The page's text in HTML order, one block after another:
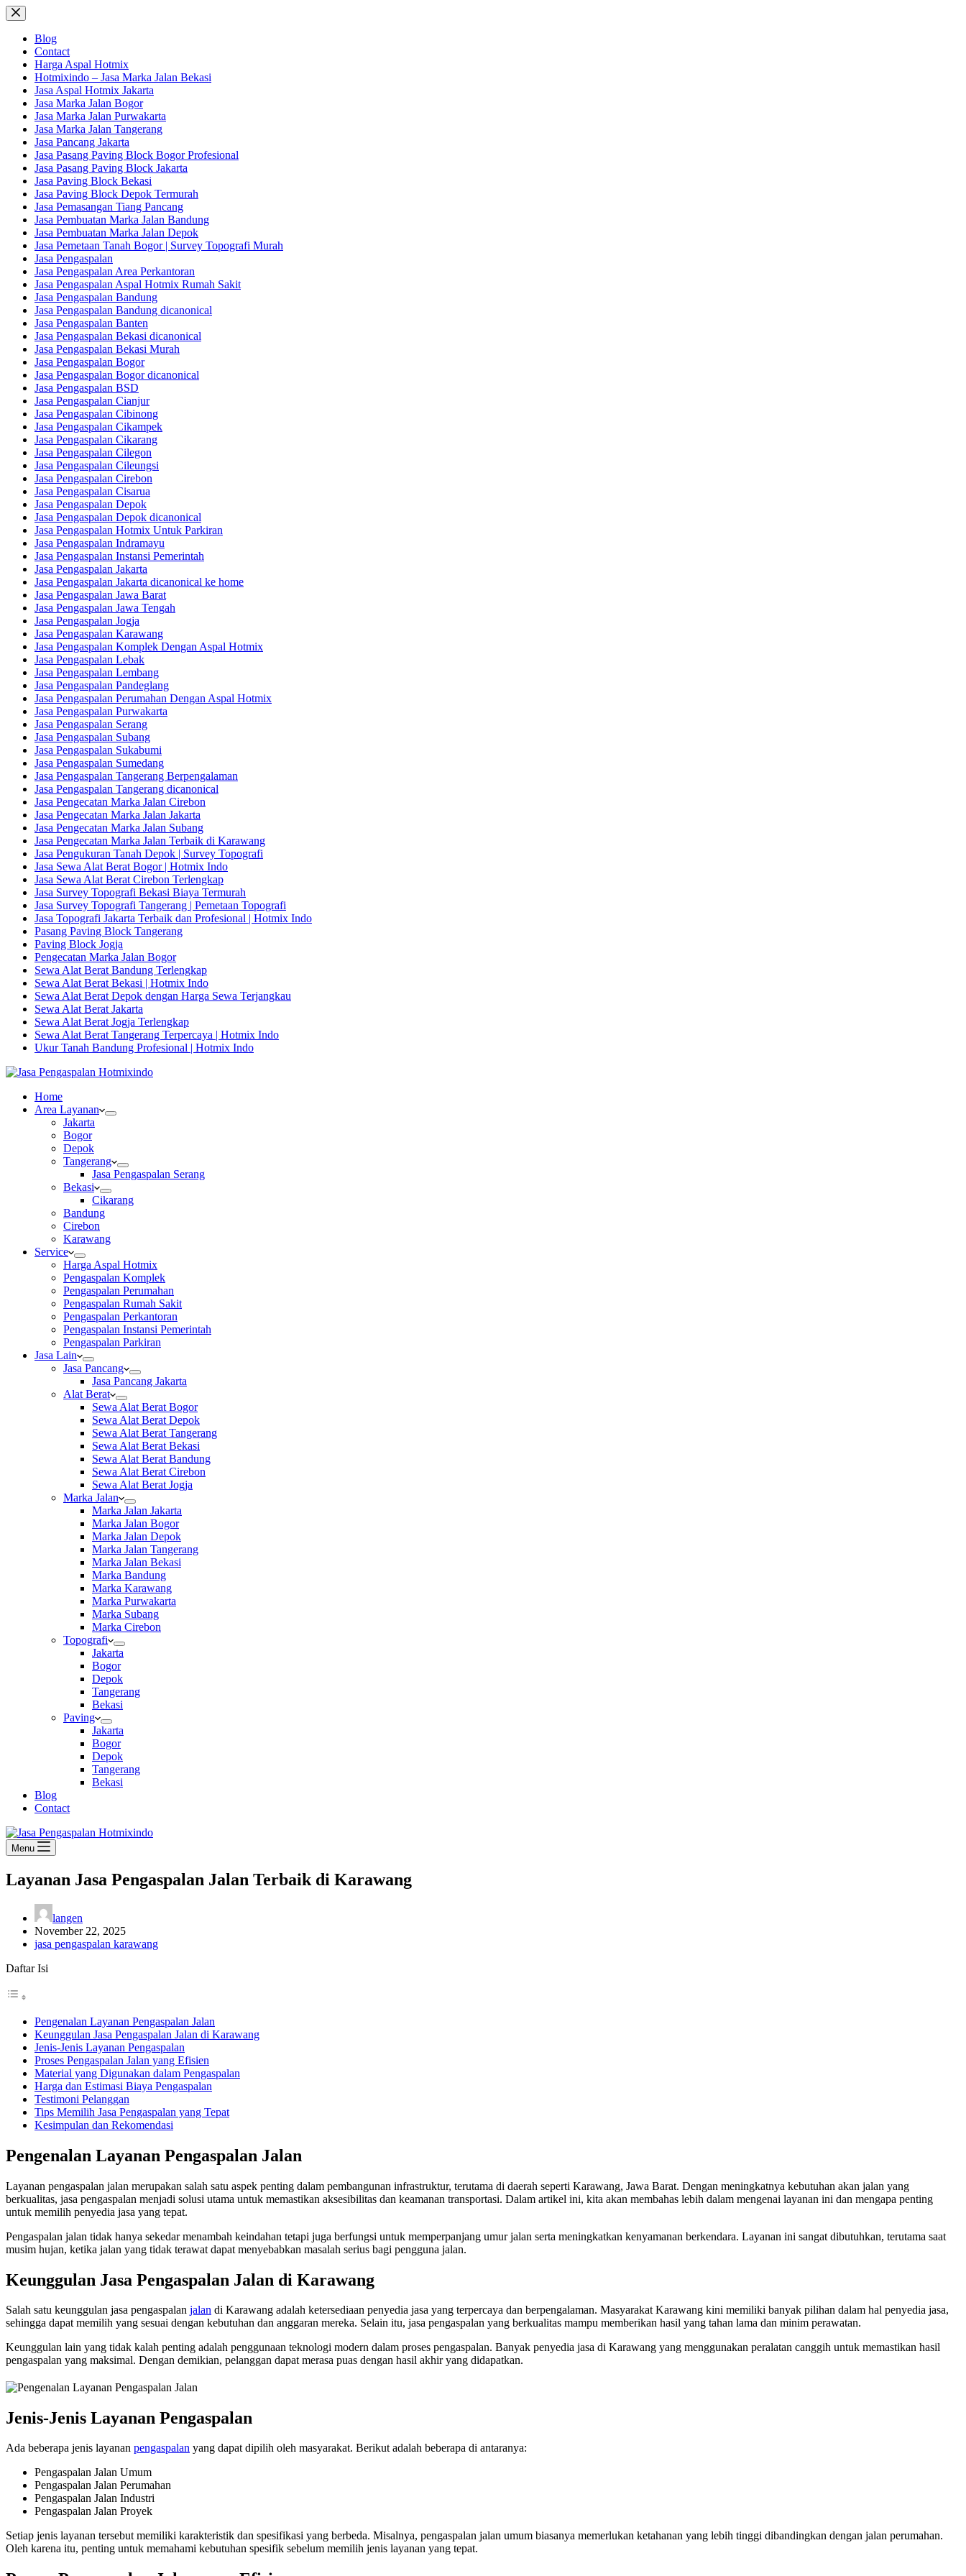
Skip
to
contentBlog
Contact
Harga Aspal Hotmix
Hotmixindo – Jasa Marka Jalan Bekasi
Jasa Aspal Hotmix Jakarta
Jasa Marka Jalan Bogor
Jasa Marka Jalan Purwakarta
Jasa Marka Jalan Tangerang
Jasa Pancang Jakarta
Jasa Pasang Paving Block Bogor Profesional
Jasa Pasang Paving Block Jakarta
Jasa Paving Block Bekasi
Jasa Paving Block Depok Termurah
Jasa Pemasangan Tiang Pancang
Jasa Pembuatan Marka Jalan Bandung
Jasa Pembuatan Marka Jalan Depok
Jasa Pemetaan Tanah Bogor | Survey Topografi Murah
Jasa Pengaspalan
Jasa Pengaspalan Area Perkantoran
Jasa Pengaspalan Aspal Hotmix Rumah Sakit
Jasa Pengaspalan Bandung
Jasa Pengaspalan Bandung dicanonical
Jasa Pengaspalan Banten
Jasa Pengaspalan Bekasi dicanonical
Jasa Pengaspalan Bekasi Murah
Jasa Pengaspalan Bogor
Jasa Pengaspalan Bogor dicanonical
Jasa Pengaspalan BSD
Jasa Pengaspalan Cianjur
Jasa Pengaspalan Cibinong
Jasa Pengaspalan Cikampek
Jasa Pengaspalan Cikarang
Jasa Pengaspalan Cilegon
Jasa Pengaspalan Cileungsi
Jasa Pengaspalan Cirebon
Jasa Pengaspalan Cisarua
Jasa Pengaspalan Depok
Jasa Pengaspalan Depok dicanonical
Jasa Pengaspalan Hotmix Untuk Parkiran
Jasa Pengaspalan Indramayu
Jasa Pengaspalan Instansi Pemerintah
Jasa Pengaspalan Jakarta
Jasa Pengaspalan Jakarta dicanonical ke home
Jasa Pengaspalan Jawa Barat
Jasa Pengaspalan Jawa Tengah
Jasa Pengaspalan Jogja
Jasa Pengaspalan Karawang
Jasa Pengaspalan Komplek Dengan Aspal Hotmix
Jasa Pengaspalan Lebak
Jasa Pengaspalan Lembang
Jasa Pengaspalan Pandeglang
Jasa Pengaspalan Perumahan Dengan Aspal Hotmix
Jasa Pengaspalan Purwakarta
Jasa Pengaspalan Serang
Jasa Pengaspalan Subang
Jasa Pengaspalan Sukabumi
Jasa Pengaspalan Sumedang
Jasa Pengaspalan Tangerang Berpengalaman
Jasa Pengaspalan Tangerang dicanonical
Jasa Pengecatan Marka Jalan Cirebon
Jasa Pengecatan Marka Jalan Jakarta
Jasa Pengecatan Marka Jalan Subang
Jasa Pengecatan Marka Jalan Terbaik di Karawang
Jasa Pengukuran Tanah Depok | Survey Topografi
Jasa Sewa Alat Berat Bogor | Hotmix Indo
Jasa Sewa Alat Berat Cirebon Terlengkap
Jasa Survey Topografi Bekasi Biaya Termurah
Jasa Survey Topografi Tangerang | Pemetaan Topografi
Jasa Topografi Jakarta Terbaik dan Profesional | Hotmix Indo
Pasang Paving Block Tangerang
Paving Block Jogja
Pengecatan Marka Jalan Bogor
Sewa Alat Berat Bandung Terlengkap
Sewa Alat Berat Bekasi | Hotmix Indo
Sewa Alat Berat Depok dengan Harga Sewa Terjangkau
Sewa Alat Berat Jakarta
Sewa Alat Berat Jogja Terlengkap
Sewa Alat Berat Tangerang Terpercaya | Hotmix Indo
Ukur Tanah Bandung Profesional | Hotmix Indo
Home
Area Layanan
Jakarta
Bogor
Depok
Tangerang
Jasa Pengaspalan Serang
Bekasi
Cikarang
Bandung
Cirebon
Karawang
Service
Harga Aspal Hotmix
Pengaspalan Komplek
Pengaspalan Perumahan
Pengaspalan Rumah Sakit
Pengaspalan Perkantoran
Pengaspalan Instansi Pemerintah
Pengaspalan Parkiran
Jasa Lain
Jasa Pancang
Jasa Pancang Jakarta
Alat Berat
Sewa Alat Berat Bogor
Sewa Alat Berat Depok
Sewa Alat Berat Tangerang
Sewa Alat Berat Bekasi
Sewa Alat Berat Bandung
Sewa Alat Berat Cirebon
Sewa Alat Berat Jogja
Marka Jalan
Marka Jalan Jakarta
Marka Jalan Bogor
Marka Jalan Depok
Marka Jalan Tangerang
Marka Jalan Bekasi
Marka Bandung
Marka Karawang
Marka Purwakarta
Marka Subang
Marka Cirebon
Topografi
Jakarta
Bogor
Depok
Tangerang
Bekasi
Paving
Jakarta
Bogor
Depok
Tangerang
Bekasi
Blog
Contact
Menu
Layanan Jasa Pengaspalan Jalan Terbaik di Karawang
langen
November 22, 2025
jasa pengaspalan karawang
Daftar Isi
Pengenalan Layanan Pengaspalan Jalan
Keunggulan Jasa Pengaspalan Jalan di Karawang
Jenis-Jenis Layanan Pengaspalan
Proses Pengaspalan Jalan yang Efisien
Material yang Digunakan dalam Pengaspalan
Harga dan Estimasi Biaya Pengaspalan
Testimoni Pelanggan
Tips Memilih Jasa Pengaspalan yang Tepat
Kesimpulan dan Rekomendasi
Pengenalan Layanan Pengaspalan Jalan
Layanan pengaspalan jalan merupakan salah satu aspek penting dalam pembangunan infrastruktur, terutama di daerah seperti Karawang, Jawa Barat. Dengan meningkatnya kebutuhan akan jalan yang
berkualitas, jasa pengaspalan menjadi solusi utama untuk memastikan aksesibilitas dan keamanan transportasi. Dalam artikel ini, kita akan membahas lebih dalam mengenai layanan ini dan mengapa penting
untuk memilih penyedia jasa yang tepat.
Pengaspalan jalan tidak hanya sekedar menambah keindahan tetapi juga berfungsi untuk memperpanjang umur jalan serta meningkatkan kenyamanan berkendara. Layanan ini sangat dibutuhkan, terutama saat
musim hujan, ketika jalan yang tidak terawat dapat menyebabkan masalah serius bagi pengguna jalan.
Keunggulan Jasa Pengaspalan Jalan di Karawang
Salah satu keunggulan jasa pengaspalan jalan di Karawang adalah ketersediaan penyedia jasa yang terpercaya dan berpengalaman. Masyarakat Karawang kini memiliki banyak pilihan dalam hal penyedia jasa,
sehingga dapat memilih yang sesuai dengan kebutuhan dan anggaran mereka. Selain itu, jasa pengaspalan yang berkualitas mampu memberikan hasil yang tahan lama dan minim perawatan.
Keunggulan lain yang tidak kalah penting adalah penggunaan teknologi modern dalam proses pengaspalan. Banyak penyedia jasa di Karawang yang menggunakan peralatan canggih untuk memastikan hasil
pengaspalan yang maksimal. Dengan demikian, pelanggan dapat merasa puas dengan hasil akhir yang didapatkan.
Jenis-Jenis Layanan Pengaspalan
Ada beberapa jenis layanan pengaspalan yang dapat dipilih oleh masyarakat. Berikut adalah beberapa di antaranya:
Pengaspalan Jalan Umum
Pengaspalan Jalan Perumahan
Pengaspalan Jalan Industri
Pengaspalan Jalan Proyek
Setiap jenis layanan tersebut memiliki karakteristik dan spesifikasi yang berbeda. Misalnya, pengaspalan jalan umum biasanya memerlukan ketahanan yang lebih tinggi dibandingkan dengan jalan perumahan.
Oleh karena itu, penting untuk memahami kebutuhan spesifik sebelum memilih jenis layanan yang tepat.